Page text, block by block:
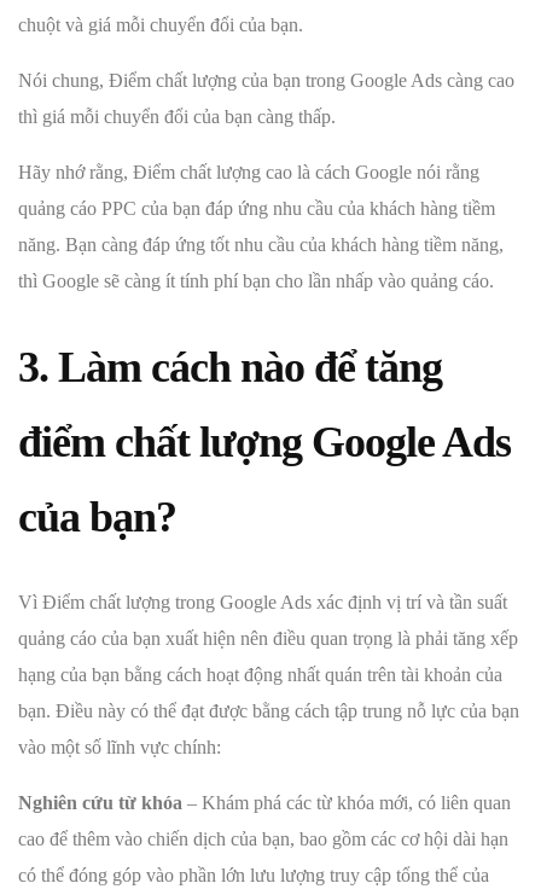
chuột và giá mỗi chuyển đổi của bạn.
Nói chung, Điểm chất lượng của bạn trong Google Ads càng cao
thì giá mỗi chuyển đổi của bạn càng thấp.
Hãy nhớ rằng, Điểm chất lượng cao là cách Google nói rằng
quảng cáo PPC của bạn đáp ứng nhu cầu của khách hàng tiềm
năng. Bạn càng đáp ứng tốt nhu cầu của khách hàng tiềm năng,
thì Google sẽ càng ít tính phí bạn cho lần nhấp vào quảng cáo.
3. Làm cách nào để tăng
điểm chất lượng Google Ads
của bạn?
Vì Điểm chất lượng trong Google Ads xác định vị trí và tần suất
quảng cáo của bạn xuất hiện nên điều quan trọng là phải tăng xếp
hạng của bạn bằng cách hoạt động nhất quán trên tài khoản của
bạn. Điều này có thể đạt được bằng cách tập trung nỗ lực của bạn
vào một số lĩnh vực chính:
Nghiên cứu từ khóa – Khám phá các từ khóa mới, có liên quan
cao để thêm vào chiến dịch của bạn, bao gồm các cơ hội dài hạn
có thể đóng góp vào phần lớn lưu lượng truy cập tổng thể của